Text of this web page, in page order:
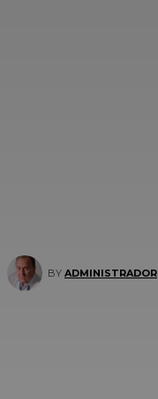
BY ADMINISTRADOR